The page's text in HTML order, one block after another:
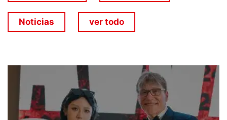
Noticias ver todo